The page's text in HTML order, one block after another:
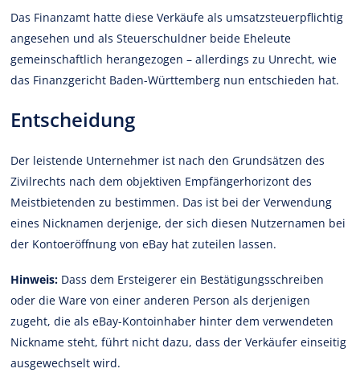
Das Finanzamt hatte diese Verkäufe als umsatzsteuerpflichtig
angesehen und als Steuerschuldner beide Eheleute
gemeinschaftlich herangezogen – allerdings zu Unrecht, wie
das Finanzgericht Baden-Württemberg nun entschieden hat.
Entscheidung
Der leistende Unternehmer ist nach den Grundsätzen des
Zivilrechts nach dem objektiven Empfängerhorizont des
Meistbietenden zu bestimmen. Das ist bei der Verwendung
eines Nicknamen derjenige, der sich diesen Nutzernamen bei
der Kontoeröffnung von eBay hat zuteilen lassen.
Hinweis: Dass dem Ersteigerer ein Bestätigungsschreiben
oder die Ware von einer anderen Person als derjenigen
zugeht, die als eBay-Kontoinhaber hinter dem verwendeten
Nickname steht, führt nicht dazu, dass der Verkäufer einseitig
ausgewechselt wird.